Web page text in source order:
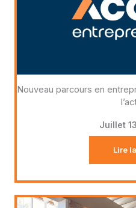
Nouveau parcours en
Juillet
Lire